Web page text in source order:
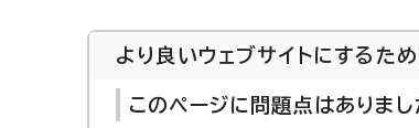
より良いウェブサイトにするた
このページに問題点はありまし